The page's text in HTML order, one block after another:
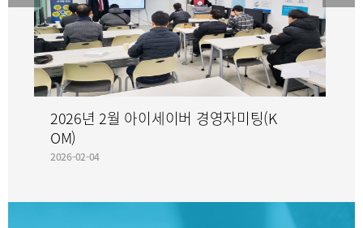
2026년 2월 아이세이버 경영자미팅(K
OM)
2026-02-04